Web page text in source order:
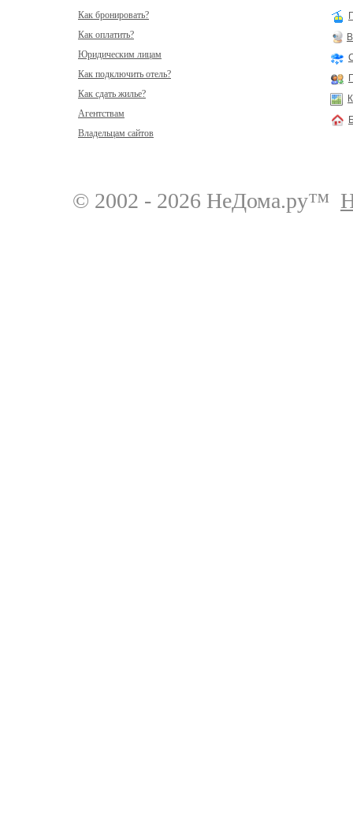
Как бронировать?
Как оплатить?
Юридическим лицам
Как подключить отель?
Как сдать жилье?
Агентствам
Владельцам сайтов
© 2002 - 2026 НеДома.ру™